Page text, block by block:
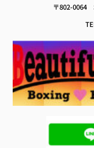
〒802-0064